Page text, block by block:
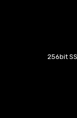
256bit